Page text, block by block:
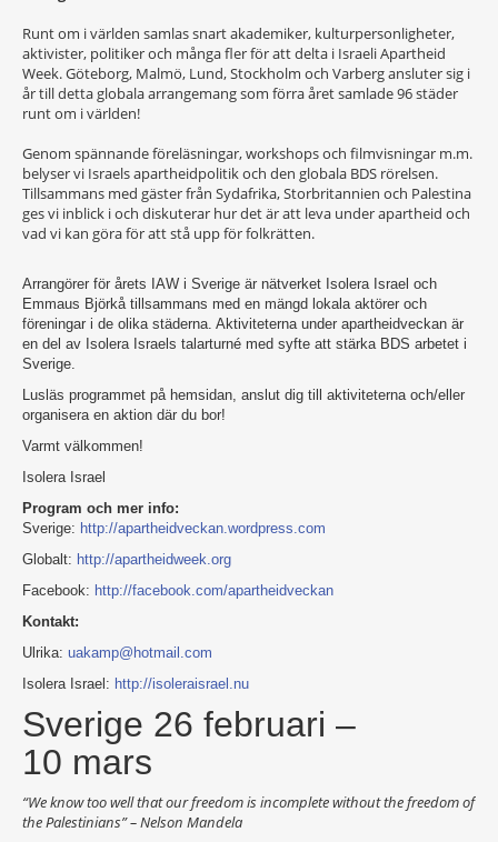
Runt om i världen samlas snart akademiker, kulturpersonligheter,
aktivister, politiker och många fler för att delta i Israeli Apartheid
Week. Göteborg, Malmö, Lund, Stockholm och Varberg ansluter sig i
år till detta globala arrangemang som förra året samlade 96 städer
runt om i världen!
Genom spännande föreläsningar, workshops och filmvisningar m.m.
belyser vi Israels apartheidpolitik och den globala BDS rörelsen.
Tillsammans med gäster från Sydafrika, Storbritannien och Palestina
ges vi inblick i och diskuterar hur det är att leva under apartheid och
vad vi kan göra för att stå upp för folkrätten.
Arrangörer för årets IAW i Sverige är nätverket Isolera Israel och
Emmaus Björkå tillsammans med en mängd lokala aktörer och
föreningar i de olika städerna. Aktiviteterna under apartheidveckan är
en del av Isolera Israels talarturné med syfte att stärka BDS arbetet i
Sverige.
Lusläs programmet på hemsidan, anslut dig till aktiviteterna och/eller
organisera en aktion där du bor!
Varmt välkommen!
Isolera Israel
Program och mer info:
Sverige: http://apartheidveckan.wordpress.com
Globalt: http://apartheidweek.org
Facebook: http://facebook.com/apartheidveckan
Kontakt:
Ulrika: uakamp@hotmail.com
Isolera Israel: http://isoleraisrael.nu
Sverige 26 februari –
10 mars
“We know too well that our freedom is incomplete without the freedom of
the Palestinians” – Nelson Mandela